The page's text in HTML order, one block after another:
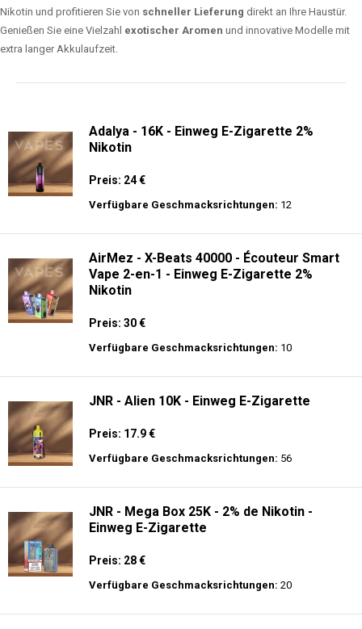
Nikotin und profitieren Sie von schneller Lieferung direkt an Ihre Haustür.
Genießen Sie eine Vielzahl exotischer Aromen und innovative Modelle mit
extra langer Akkulaufzeit.
Adalya - 16K - Einweg E-Zigarette 2%
Nikotin
Preis: 24 €
Verfügbare Geschmacksrichtungen: 12
AirMez - X-Beats 40000 - Écouteur Smart
Vape 2-en-1 - Einweg E-Zigarette 2%
Nikotin
Preis: 30 €
Verfügbare Geschmacksrichtungen: 10
JNR - Alien 10K - Einweg E-Zigarette
Preis: 17.9 €
Verfügbare Geschmacksrichtungen: 56
JNR - Mega Box 25K - 2% de Nikotin -
Einweg E-Zigarette
Preis: 28 €
Verfügbare Geschmacksrichtungen: 20